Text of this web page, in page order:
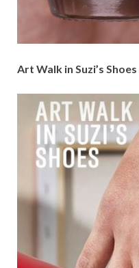
Art Walk in Suzi’s Shoes